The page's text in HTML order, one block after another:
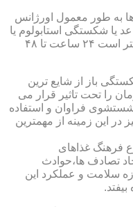
به طور معمول اورژانس
یا شکستگی استابولوم یا
شکستگی های بسته بازو و یا ساق را بهتر است ۲۴ ساعت تا ۴۸
باز از شایع ترین
را تحت تاثیر قرار می
فراوان و استفاده
در این زمینه از مهمترین
فرهنگ غذاهای
تصادف ها،حوادث
سلامت و عملکرد این